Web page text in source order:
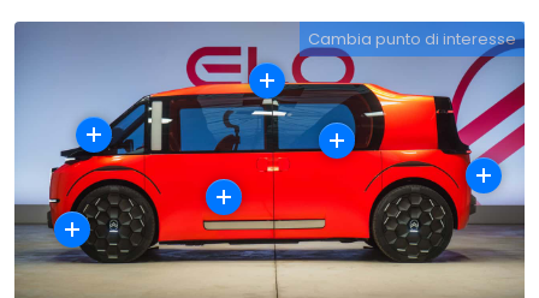
Cambia punto di interesse